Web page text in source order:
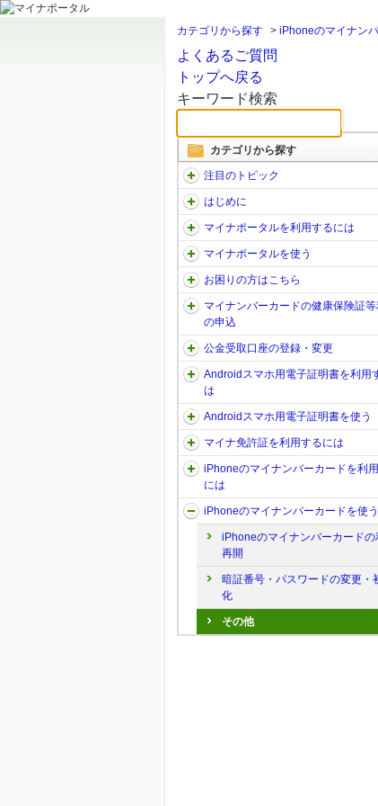
カテゴリから探す > iPhoneのマイナン
よくあるご質問
トップへ戻る
キーワード検索
カテゴリから探す
注目のトピック
はじめに
マイナポータルを利用するには
マイナポータルを使う
お困りの方はこちら
マイナンバーカードの健康保険証等
の申込
公金受取口座の登録・変更
Androidスマホ用電子証明書を利用
は
Androidスマホ用電子証明書を使う
マイナ免許証を利用するには
iPhoneのマイナンバーカードを利
には
iPhoneのマイナンバーカードを使う
iPhoneのマイナンバーカードの
再開
暗証番号・パスワードの変更・
化
その他